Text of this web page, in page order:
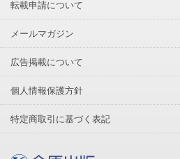
転載申請について
メールマガジン
広告掲載について
個人情報保護方針
特定商取引に基づく表記